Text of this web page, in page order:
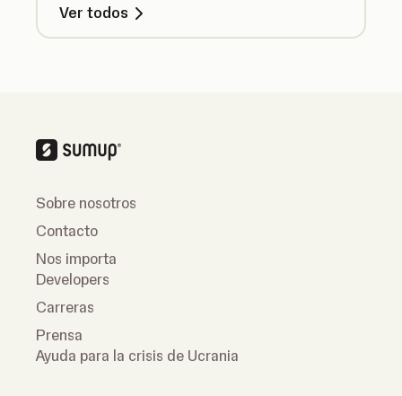
Ver todos
Sobre nosotros
Contacto
Nos importa
Developers
Carreras
Prensa
Ayuda para la crisis de Ucrania